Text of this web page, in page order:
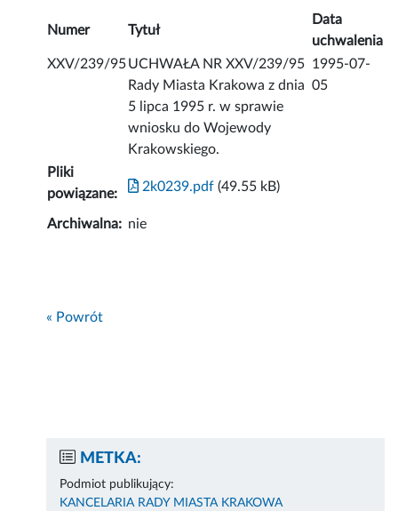
Numer Tytuł
Data
uchwalenia
XXV/239/95UCHWAŁA NR XXV/239/95
Rady Miasta Krakowa z dnia
5 lipca 1995 r. w sprawie
wniosku do Wojewody
Krakowskiego.
1995-07-
05
Pliki
powiązane:
2k0239.pdf (49.55 kB)
Archiwalna: nie
« Powrót
METKA:
Podmiot publikujący:
KANCELARIA RADY MIASTA KRAKOWA